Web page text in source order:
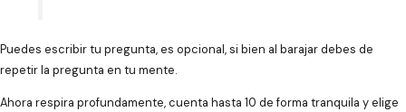
Puedes escribir tu pregunta, es opcional, si bien al barajar debes de
repetir la pregunta en tu mente.
Ahora respira profundamente, cuenta hasta 10 de forma tranquila y elige